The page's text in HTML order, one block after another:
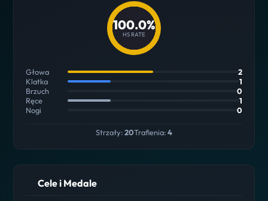
100.0%
HS RATE
Głowa
2
Klatka
1
Brzuch
0
Ręce
1
Nogi
0
Strzały:20Trafienia:4
Cele i Medale